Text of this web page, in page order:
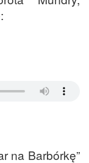
na Barbórkę”